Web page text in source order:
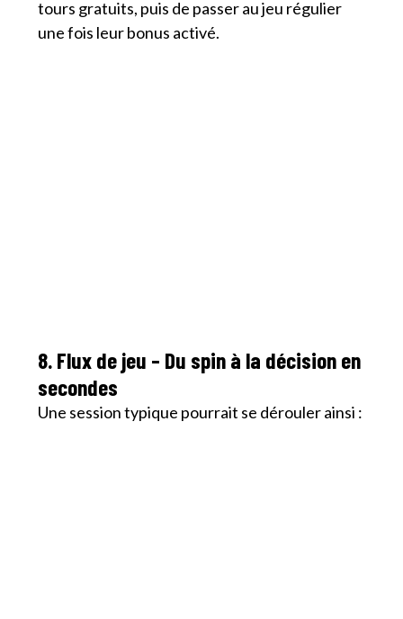
tours gratuits, puis de passer au jeu régulier
une fois leur bonus activé.
8. Flux de jeu – Du spin à la décision en
secondes
Une session typique pourrait se dérouler ainsi :